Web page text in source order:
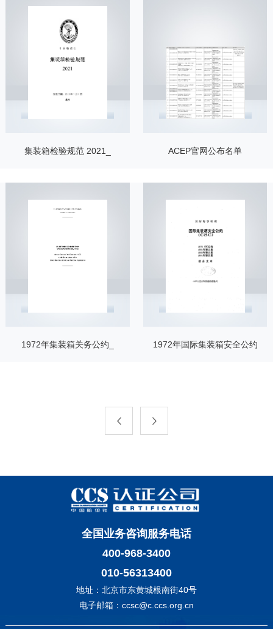
集装箱检验规范 2021_ ACEP官网公布名单
1972年集装箱关务公约_ 1972年国际集装箱安全公约
全国业务咨询服务电话
400-968-3400
010-56313400
地址：北京市东黄城根南街40号
电子邮箱：ccsc@c.ccs.org.cn